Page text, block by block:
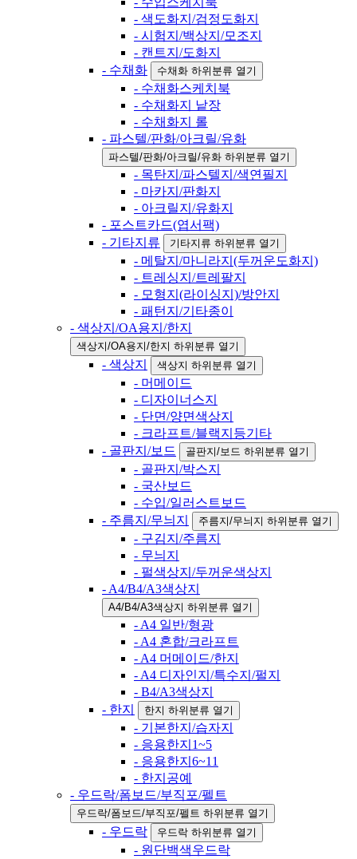
- 색도화지/검정도화지
- 시험지/백상지/모조지
- 캔트지/도화지
- 수채화
수채화 하위분류 열기
- 수채화스케치북
- 수채화지 낱장
- 수채화지 롤
- 파스텔/판화/아크릴/유화
파스텔/판화/아크릴/유화 하위분류 열기
- 목탄지/파스텔지/색연필지
- 마카지/판화지
- 아크릴지/유화지
- 포스트카드(엽서팩)
- 기타지류
기타지류 하위분류 열기
- 메탈지/마니라지(두꺼운도화지)
- 트레싱지/트레팔지
- 모형지(라이싱지)/방안지
- 패턴지/기타종이
- 색상지/OA용지/한지
색상지/OA용지/한지 하위분류 열기
- 색상지 색상지 하위분류 열기
- 머메이드
- 디자이너스지
- 단면/양면색상지
- 크라프트/블랙지등기타
- 골판지/보드
골판지/보드 하위분류 열기
- 골판지/박스지
- 국산보드
- 수입/일러스트보드
- 주름지/무늬지
주름지/무늬지 하위분류 열기
- 구김지/주름지
- 무늬지
- 펄색상지/두꺼운색상지
- A4/B4/A3색상지
A4/B4/A3색상지 하위분류 열기
- A4 일반/형광
- A4 혼합/크라프트
- A4 머메이드/한지
- A4 디자인지/특수지/펄지
- B4/A3색상지
- 한지
한지 하위분류 열기
- 기본한지/습자지
- 응용한지1~5
- 응용한지6~11
- 한지공예
- 우드락/폼보드/부직포/펠트
우드락/폼보드/부직포/펠트 하위분류 열기
- 우드락 우드락 하위분류 열기
- 원단백색우드락